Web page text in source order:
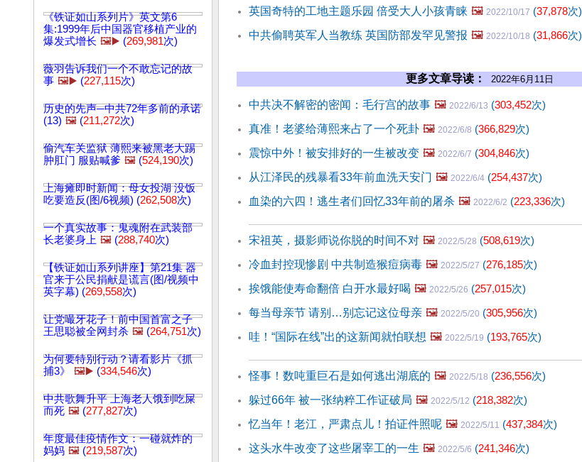
《铁证如山系列片》英文第6
集:1999年后中国器官移植产业的
爆发式增长 🖼️▶️ (269,981次)
薇羽告诉我们一个不敢忘记的故
事 🖼️▶️ (227,115次)
历史的先声─中共72年多前的承诺
(13) 🖼️ (211,272次)
偷汽车关监狱 薄熙来被黑老大踢
肿肛门 服贴喊爹 🖼️ (524,190次)
上海瘫即时新闻：母女投湖 没饭
吃要造反(图/6视频) (262,508次)
一个真实故事：鬼魂附在武装部
长老婆身上 🖼️ (288,740次)
【铁证如山系列讲座】第21集 器
官来于公民捐献是谎言(图/视频中
英字幕) (269,558次)
让党嘬牙花子！前中国首富之子
王思聪被全网封杀 🖼️ (264,751次)
为何要特别行动？请看影片《抓
捕3》
🖼️▶️ (334,546次)
中共歌舞升平 上海老人饿到吃屎
而死 🖼️ (277,827次)
年度最佳疫情作文：一碰就炸的
妈妈 🖼️ (219,587次)
英国奇特的工地主题乐园 倍受大人小孩青睐 🖼️ 2022/10/17 (37,878次)
中共偷聘英军人当教练 英国防部发罕见警报 🖼️ 2022/10/18 (31,866次)
更多文章导读： 2022年6月11日
中共决不解密的密闻：毛行宫的故事 🖼️ 2022/6/13 (303,452次)
真准！老婆给薄熙来占了一个死卦 🖼️ 2022/6/8 (366,829次)
震惊中外！被安排好的一生被改变 🖼️ 2022/6/7 (304,846次)
从江泽民的残暴看33年前血洗天安门 🖼️ 2022/6/4 (254,437次)
血染的六四！逃生者们回忆33年前的屠杀 🖼️ 2022/6/2 (223,336次)
宋祖英，摄影师说你脱的时间不对 🖼️ 2022/5/28 (508,619次)
冷血封控现惨剧 中共制造猴痘病毒 🖼️ 2022/5/27 (276,185次)
挨饿能使寿命翻倍 白开水最好喝 🖼️ 2022/5/26 (257,015次)
每当母亲节 请别…别忘记这位母亲 🖼️ 2022/5/20 (305,956次)
哇！“国际在线”出的这新闻就怕联想 🖼️ 2022/5/19 (193,765次)
怪事！数吨重巨石是如何逃出湖底的 🖼️ 2022/5/18 (236,556次)
躲过66年 被一张纳粹工作证破局 🖼️ 2022/5/12 (218,382次)
忆当年！老江，严肃点儿！拍证件照呢 🖼️ 2022/5/11 (437,384次)
这头水牛改变了这些屠宰工的一生 🖼️ 2022/5/6 (241,346次)